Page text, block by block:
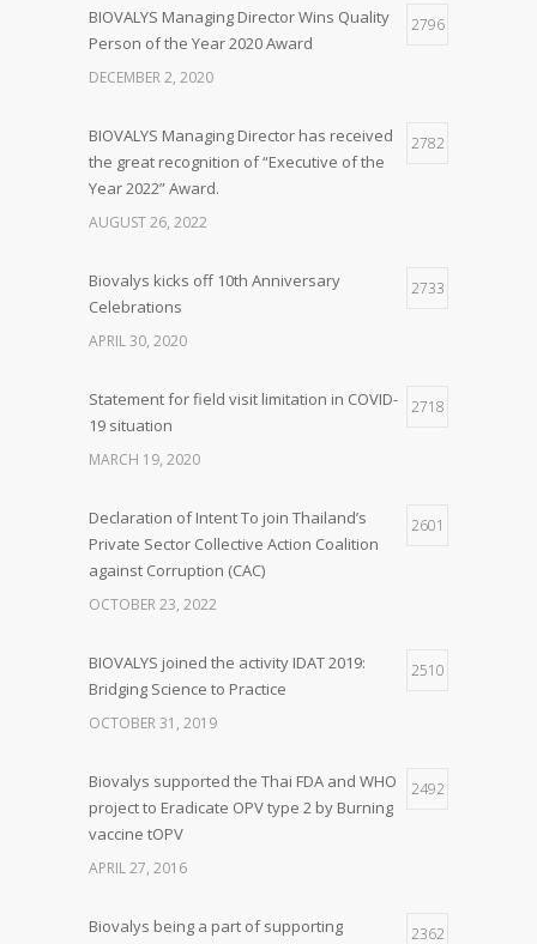
BIOVALYS Managing Director Wins Quality
Person of the Year 2020 Award
2796
DECEMBER 2, 2020
BIOVALYS Managing Director has received
the great recognition of “Executive of the
Year 2022” Award.
2782
AUGUST 26, 2022
Biovalys kicks off 10th Anniversary
Celebrations
2733
APRIL 30, 2020
Statement for field visit limitation in COVID-
19 situation
2718
MARCH 19, 2020
Declaration of Intent To join Thailand’s
Private Sector Collective Action Coalition
against Corruption (CAC)
2601
OCTOBER 23, 2022
BIOVALYS joined the activity IDAT 2019:
Bridging Science to Practice
2510
OCTOBER 31, 2019
Biovalys supported the Thai FDA and WHO
project to Eradicate OPV type 2 by Burning
vaccine tOPV
2492
APRIL 27, 2016
Biovalys being a part of supporting
2362